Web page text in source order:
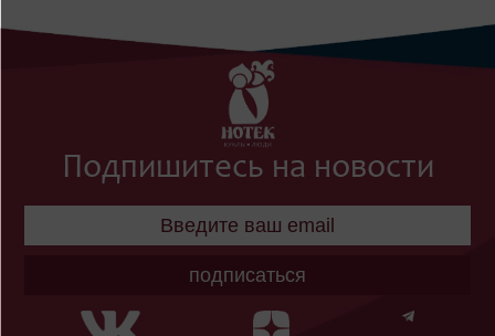
Подпишитесь на новости
подписаться